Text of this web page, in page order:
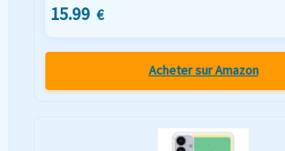
15.99 €
Acheter sur Amazon